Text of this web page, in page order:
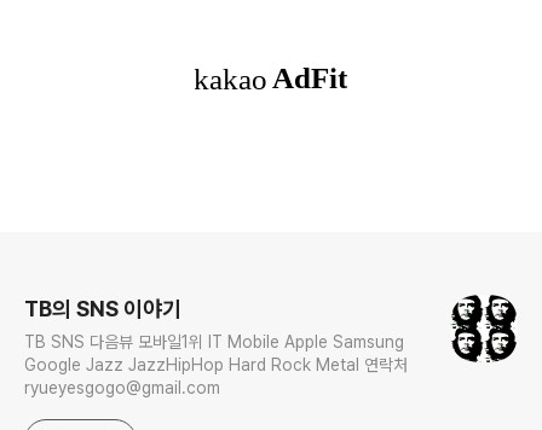
TB의 SNS 이야기
TB SNS 다음뷰 모바일1위 IT Mobile Apple Samsung
Google Jazz JazzHipHop Hard Rock Metal 연락처
ryueyesgogo@gmail.com